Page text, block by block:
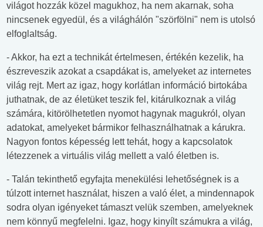
világot hozzák közel magukhoz, ha nem akarnak, soha
nincsenek egyedül, és a világhálón "szörfölni" nem is utolsó
elfoglaltság.
- Akkor, ha ezt a technikát értelmesen, értékén kezelik, ha
észreveszik azokat a csapdákat is, amelyeket az internetes
világ rejt. Mert az igaz, hogy korlátlan információ birtokába
juthatnak, de az életüket teszik fel, kitárulkoznak a világ
számára, kitörölhetetlen nyomot hagynak magukról, olyan
adatokat, amelyeket bármikor felhasználhatnak a kárukra.
Nagyon fontos képesség lett tehát, hogy a kapcsolatok
létezzenek a virtuális világ mellett a való életben is.
- Talán tekinthető egyfajta menekülési lehetőségnek is a
túlzott internet használat, hiszen a való élet, a mindennapok
sodra olyan igényeket támaszt velük szemben, amelyeknek
nem könnyű megfelelni. Igaz, hogy kinyílt számukra a világ,